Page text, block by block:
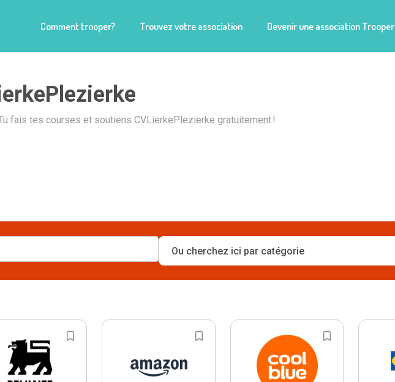
Comment trooper? Trouvez votre association Devenir une association Trooper
fais tes courses et soutiens CVLierkePlezierke gratuitement !